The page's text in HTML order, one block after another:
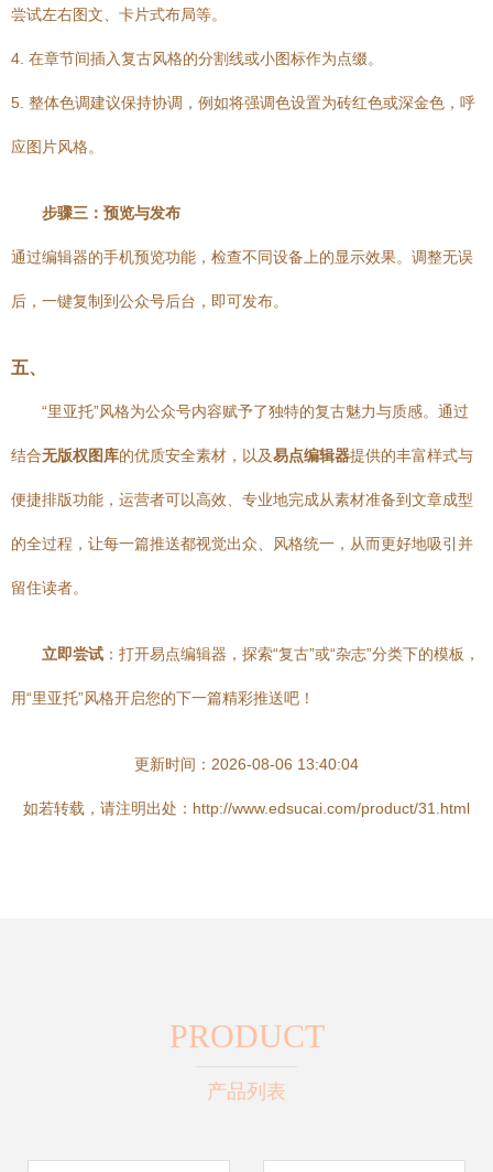
尝试左右图文、卡片式布局等。
4. 在章节间插入复古风格的分割线或小图标作为点缀。
5. 整体色调建议保持协调，例如将强调色设置为砖红色或深金色，呼
应图片风格。
步骤三：预览与发布
通过编辑器的手机预览功能，检查不同设备上的显示效果。调整无误
后，一键复制到公众号后台，即可发布。
五、
“里亚托”风格为公众号内容赋予了独特的复古魅力与质感。通过
结合无版权图库的优质安全素材，以及易点编辑器提供的丰富样式与
便捷排版功能，运营者可以高效、专业地完成从素材准备到文章成型
的全过程，让每一篇推送都视觉出众、风格统一，从而更好地吸引并
留住读者。
立即尝试 ：打开易点编辑器，探索“复古”或“杂志”分类下的模板，
用“里亚托”风格开启您的下一篇精彩推送吧！
更新时间：2026-08-06 13:40:04
如若转载，请注明出处：http://www.edsucai.com/product/31.html
PRODUCT
产品列表